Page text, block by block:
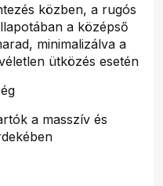
közben, a rugós
a középső
minimalizálva a
ütközés esetén
a masszív és